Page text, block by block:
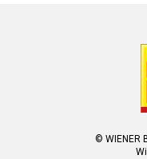
© WIENER